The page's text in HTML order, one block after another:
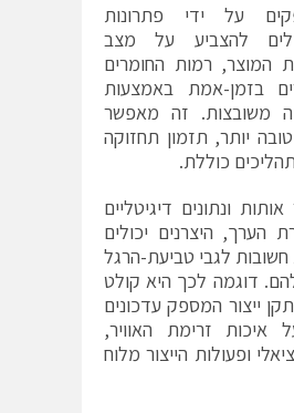
על ידי פתרונות
להצביע על מצב
המוצר, רמות החומרים
בזמן-אמת באמצעות
משובצות. זה מאפשר
יותר, תזמון תחזוקה
תהליכים כוללת.
ונתונים דיגיטליים
הערך, היצרנים יכולים
חשובות לגבי טביעת-הרגל
דוגמה לכך היא קולט
ייצור המספק עדכונים
איכות זרימת האוויר,
ופעולות הייצור מלוח